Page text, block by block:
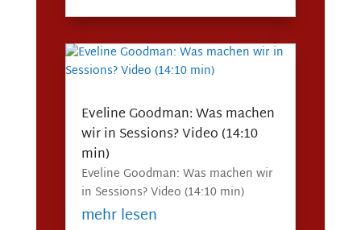
Eveline Goodman: Was machen
wir in Sessions? Video (14:10
min)
Eveline Goodman: Was machen wir
in Sessions? Video (14:10 min)
mehr lesen